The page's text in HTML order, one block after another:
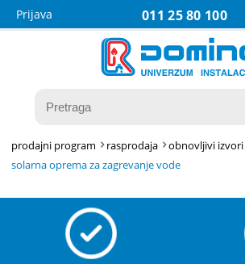
011 25 80 100
Prijava
prodajni program rasprodaja
obnovljivi
solarna oprema za zagrevanje vode